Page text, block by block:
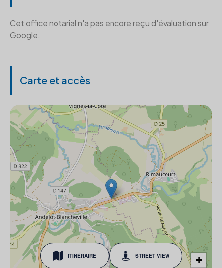
Cet office notarial n'a pas encore reçu d'évaluation sur
Google.
Carte et accès
ITINÉRAIRE STREET VIEW
+